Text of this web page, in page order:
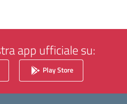
app ufficiale su:
Play Store